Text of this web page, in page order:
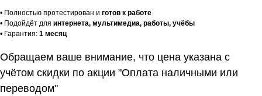
• Полностью протестирован и готов к работе
• Подойдёт для интернета, мультимедиа, работы, учёбы
• Гарантия: 1 месяц
Обращаем ваше внимание, что цена указана с
учётом скидки по акции "Оплата наличными или
переводом"